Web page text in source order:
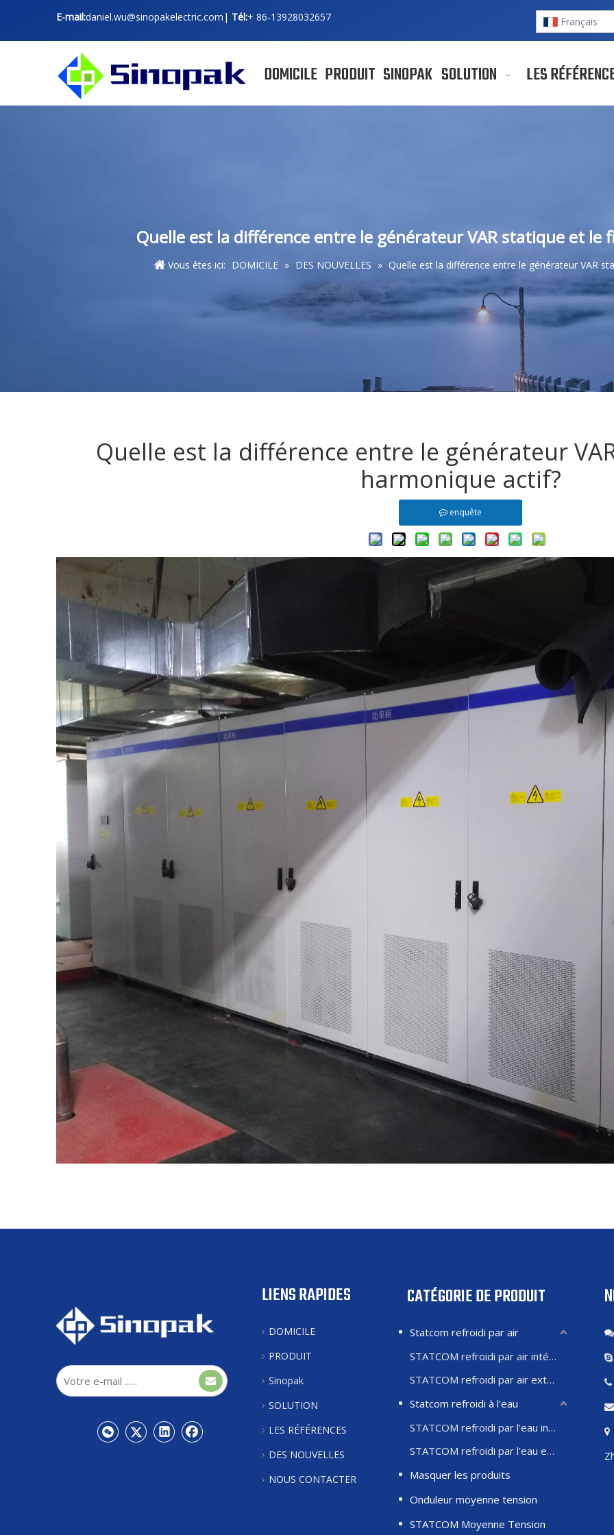
E-mail:daniel.wu@sinopakelectric.com | Tél:+ 86-13928032657 Français
DOMICILE PRODUIT SINOPAK SOLUTION LES
Quelle est la différence entre le générateur VAR statique et
Vous êtes ici: DOMICILE » DES NOUVELLES » Quelle est la différence entre le générateur VAR
Quelle est la différence entre le générateur
harmonique actif?
enquête
LIENS RAPIDES
DOMICILE
PRODUIT
Sinopak
SOLUTION
LES RÉFÉRENCES
DES NOUVELLES
NOUS CONTACTER
CATÉGORIE DE PRODUIT
Statcom refroidi par air
STATCOM refroidi par air intérieur
STATCOM refroidi par air extérieur
Statcom refroidi à l'eau
STATCOM refroidi par l'eau intérieure
STATCOM refroidi par l'eau extérieure
Masquer les produits
Onduleur moyenne tension
STATCOM Moyenne Tension
